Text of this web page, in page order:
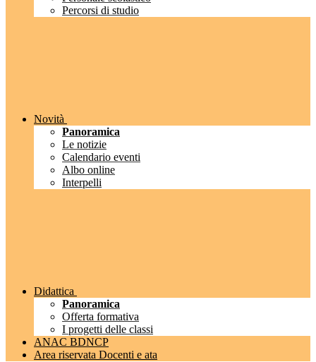
Percorsi di studio
Novità
Panoramica
Le notizie
Calendario eventi
Albo online
Interpelli
Didattica
Panoramica
Offerta formativa
I progetti delle classi
ANAC BDNCP
Area riservata Docenti e ata